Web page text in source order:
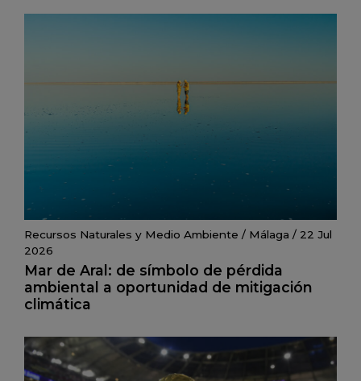
Recursos Naturales y Medio Ambiente / Málaga / 22 Jul
2026
Mar de Aral: de símbolo de pérdida
ambiental a oportunidad de mitigación
climática